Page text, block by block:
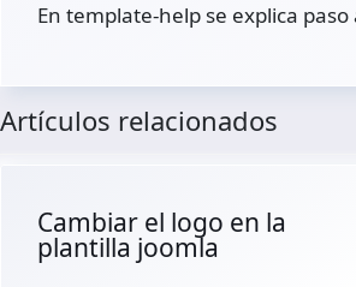
En template-help se explica
Artículos relacionados
Cambiar el logo en la
plantilla joomla